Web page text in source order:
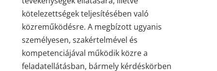
kötelezettségek teljesítésében való
közreműködésre. A megbízott ugyanis
személyesen, szakértelmével és
kompetenciájával működik közre a
feladatellátásban, bármely kérdéskörben